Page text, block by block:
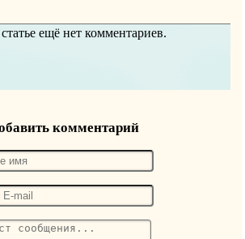
ещё нет комментариев.
комментарий